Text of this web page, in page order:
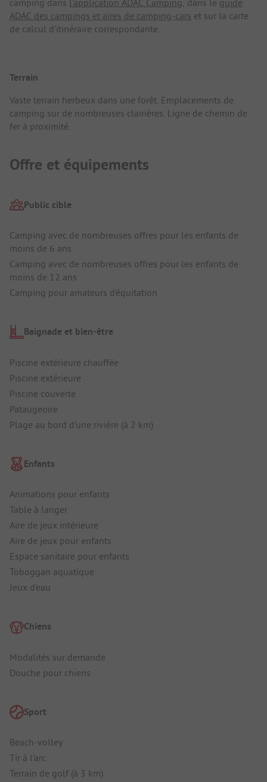
camping dans l'application ADAC Camping, dans le guide
ADAC des campings et aires de camping-cars et sur la carte
de calcul d'itinéraire correspondante.
Terrain
Vaste terrain herbeux dans une forêt. Emplacements de
camping sur de nombreuses clairières. Ligne de chemin de
fer à proximité.
Offre et équipements
Public cible
Camping avec de nombreuses offres pour les enfants de
moins de 6 ans
Camping avec de nombreuses offres pour les enfants de
moins de 12 ans
Camping pour amateurs d'équitation
Baignade et bien-être
Piscine extérieure chauffée
Piscine extérieure
Piscine couverte
Pataugeoire
Plage au bord d'une rivière (à 2 km)
Enfants
Animations pour enfants
Table à langer
Aire de jeux intérieure
Aire de jeux pour enfants
Espace sanitaire pour enfants
Toboggan aquatique
Jeux d'eau
Chiens
Modalités sur demande
Douche pour chiens
Sport
Beach-volley
Tir à l'arc
Terrain de golf (à 3 km)